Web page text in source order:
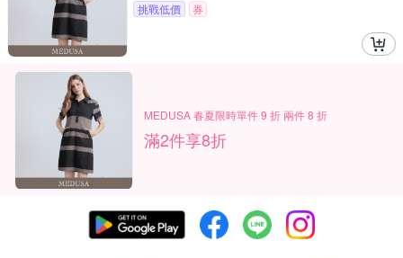
挑戰低價 券
MEDUSA 春夏限時單件 9 折 兩件 8 折
滿2件享8折